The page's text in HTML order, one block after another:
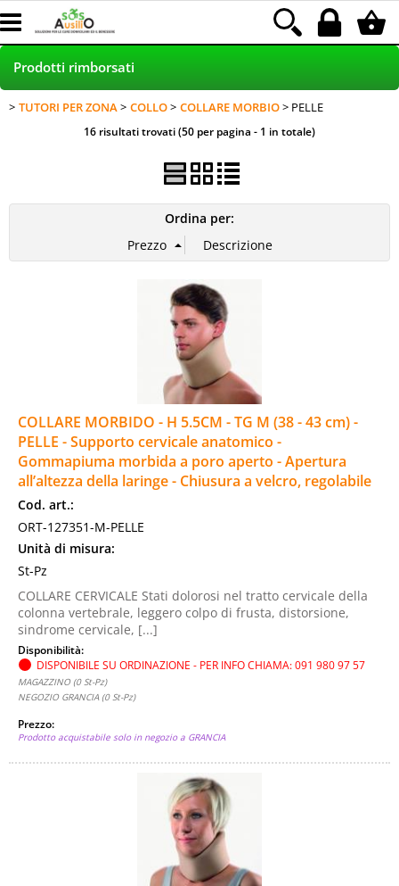
HOME
POLTRONE RELAX - SCONTO 30%
INCONTINENZA RIMBORSATA LAMal
Prodotti rimborsati
Basi legali
PUNTI VENDITA
TUTORI PER ZONA COLLO COLLARE MORBIO PELLE
16 risultati trovati (50 per pagina - 1 in totale)
Ordina per:
COLLARE MORBIDO - H 5.5CM - TG M (38 - 43 cm) -
PELLE - Supporto cervicale anatomico -
Gommapiuma morbida a poro aperto - Apertura
all’altezza della laringe - Chiusura a velcro, regolabile
Cod. art.:
ORT-127351-M-PELLE
Unità di misura:
St-Pz
COLLARE CERVICALE Stati dolorosi nel tratto cervicale della
colonna vertebrale, leggero colpo di frusta, distorsione,
sindrome cervicale, [...]
Disponibilità:
DISPONIBILE SU ORDINAZIONE - PER INFO CHIAMA: 091 980 97 57
MAGAZZINO (0 St-Pz)
NEGOZIO GRANCIA (0 St-Pz)
Prezzo:
Prodotto acquistabile solo in negozio a GRANCIA